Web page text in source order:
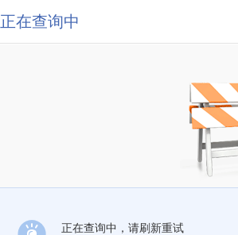
正在查询中
正在查询中，请刷新重试